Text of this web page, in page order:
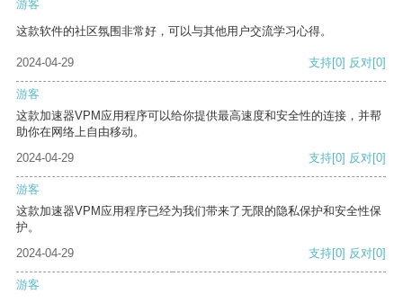
游客
这款软件的社区氛围非常好，可以与其他用户交流学习心得。
2024-04-29 支持[0] 反对[0]
游客
这款加速器VPM应用程序可以给你提供最高速度和安全性的连接，并帮
助你在网络上自由移动。
2024-04-29
支持[0] 反对[0]
游客
这款加速器VPM应用程序已经为我们带来了无限的隐私保护和安全性保
护。
2024-04-29
支持[0] 反对[0]
游客